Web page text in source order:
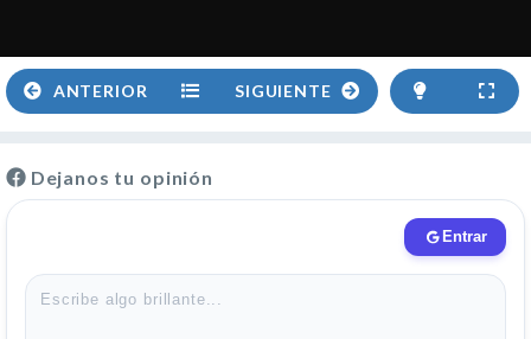
ANTERIOR SIGUIENTE
Dejanos tu opinión